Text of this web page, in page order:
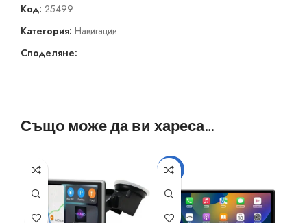
Код: 25499
Категория: Навигации
Споделяне:
Също може да ви хареса…
-11%